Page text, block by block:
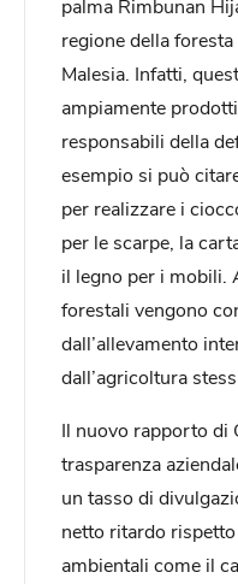
palma Rimbunan
regione della
Malesia. Infatti,
ampiamente
responsabili della
esempio si può
per realizzare i
per le scarpe, la
il legno per i mobili.
forestali vengono
dall’allevamento
dall’agricoltura
Il nuovo rapporto di
trasparenza
un tasso di
netto ritardo
ambientali come il